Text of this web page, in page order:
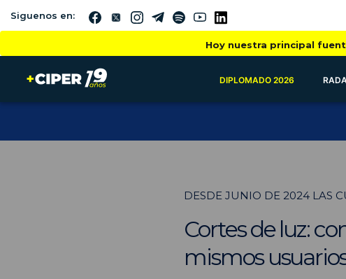
Siguenos en:
Hoy nuestra principal
DIPLOMADO 2026
DESDE JUNIO DE 2024 LAS
Cortes de luz:
mismos